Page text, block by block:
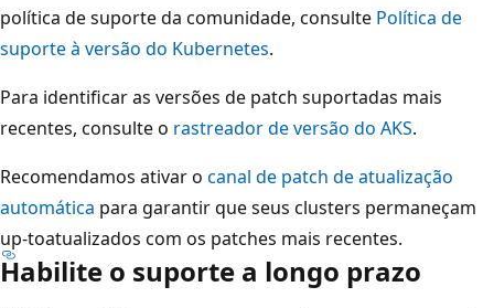
política de suporte da comunidade, consulte Política de
suporte à versão do Kubernetes.
Para identificar as versões de patch suportadas mais
recentes, consulte o rastreador de versão do AKS.
Recomendamos ativar o canal de patch de atualização
automática para garantir que seus clusters permaneçam
up-toatualizados com os patches mais recentes.
Habilite o suporte a longo prazo